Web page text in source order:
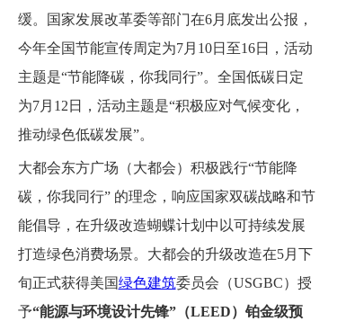
缓。国家发展改革委等部门在6月底发出公报，
今年全国节能宣传周定为7月10日至16日，活动
主题是“节能降碳，你我同行”。全国低碳日定
为7月12日，活动主题是“积极应对气候变化，
推动绿色低碳发展”。
大都会东方广场（大都会）积极践行“节能降
碳，你我同行” 的理念，响应国家双碳战略和节
能倡导，在升级改造蝴蝶计划中以可持续发展
打造绿色消费场景。大都会的升级改造在5月下
旬正式获得美国绿色建筑委员会（USGBC）授
予“能源与环境设计先锋”（LEED）铂金级预